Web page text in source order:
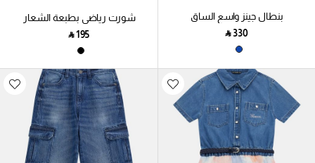
بنطال جينز واسع الساق
‎ ⃁ ⁦330⁩ ‎
شورت رياضي بطبعة الشعار
‎ ⃁ ⁦195⁩ ‎